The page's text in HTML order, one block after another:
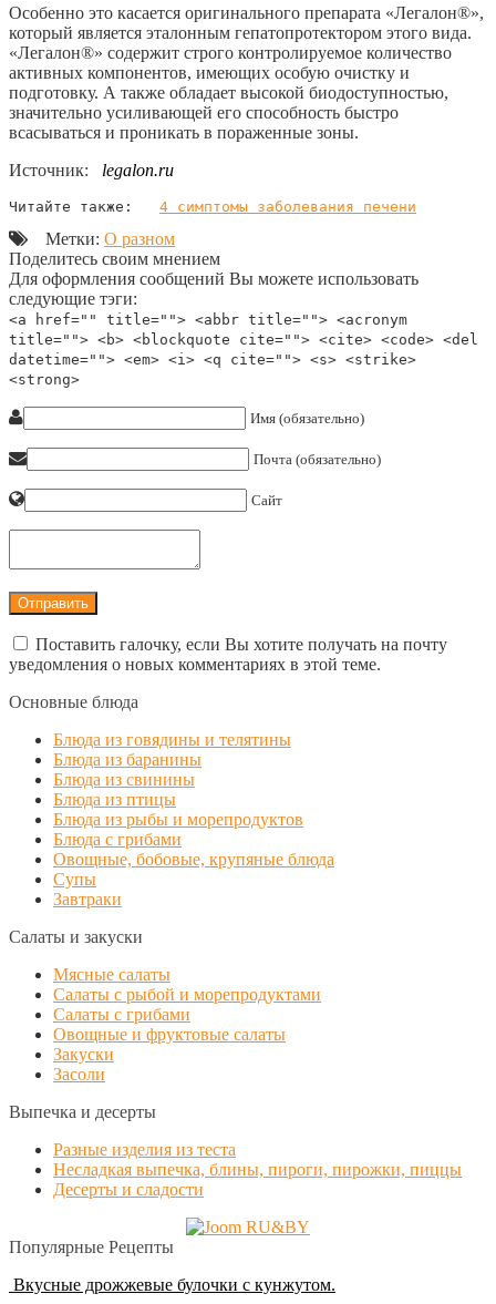
Особенно это касается оригинального препарата «Легалон®»,
который является эталонным гепатопротектором этого вида.
«Легалон®» содержит строго контролируемое количество
активных компонентов, имеющих особую очистку и
подготовку. А также обладает высокой биодоступностью,
значительно усиливающей его способность быстро
всасываться и проникать в пораженные зоны.
Источник: legalon.ru
Читайте также: 4 симптомы заболевания печени
Метки: О разном
Поделитесь своим мнением
Для оформления сообщений Вы можете использовать
следующие тэги:
<a href="" title=""> <abbr title=""> <acronym
title=""> <b> <blockquote cite=""> <cite> <code> <del
datetime=""> <em> <i> <q cite=""> <s> <strike>
<strong>
Имя (обязательно)
Почта (обязательно)
Сайт
Поставить галочку, если Вы хотите получать на почту
уведомления о новых комментариях в этой теме.
Основные блюда
Блюда из говядины и телятины
Блюда из баранины
Блюда из свинины
Блюда из птицы
Блюда из рыбы и морепродуктов
Блюда с грибами
Овощные, бобовые, крупяные блюда
Супы
Завтраки
Салаты и закуски
Мясные салаты
Салаты с рыбой и морепродуктами
Салаты с грибами
Овощные и фруктовые салаты
Закуски
Засоли
Выпечка и десерты
Разные изделия из теста
Несладкая выпечка, блины, пироги, пирожки, пиццы
Десерты и сладости
Популярные Рецепты
Вкусные дрожжевые булочки с кунжутом.